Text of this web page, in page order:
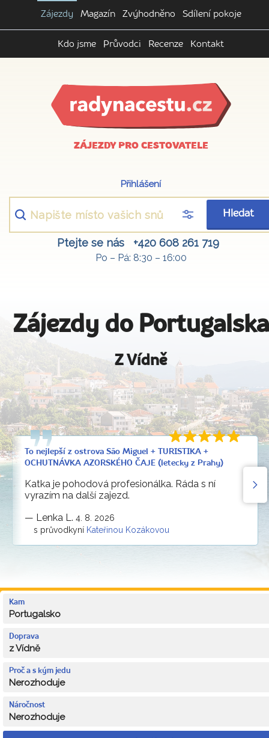
Zájezdy Magazín Zvýhodněno Sdílení pokoje
Kdo jsme Průvodci Recenze Kontakt
ZÁJEZDY PRO CESTOVATELE
Přihlášení
Hledat
Ptejte se nás +420 608 261 719
Po – Pá: 8:30 – 16:00
Zájezdy do Portugalska
Z Vídně
To nejlepší z ostrova São Miguel + TURISTIKA +
OCHUTNÁVKA AZORSKÉHO ČAJE (letecky z Prahy)
Katka je pohodová profesionálka. Ráda s ní
vyrazím na další zajezd.
— Lenka L. 4. 8. 2026
s průvodkyní Kateřinou Kozákovou
Kam
Portugalsko
Doprava
z Vídně
Proč a s kým jedu
Nerozhoduje
Náročnost
Nerozhoduje